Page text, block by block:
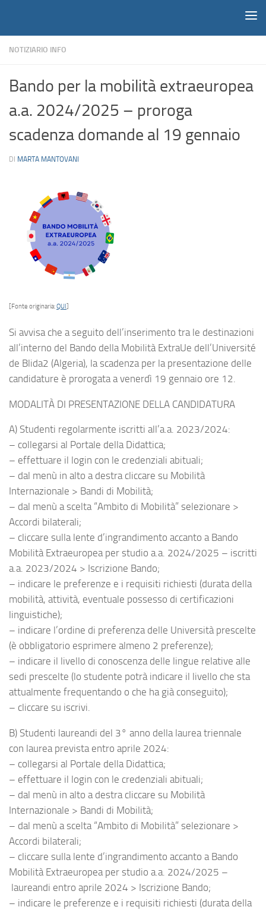
NOTIZIARIO INFO
Bando per la mobilità extraeuropea
a.a. 2024/2025 – proroga
scadenza domande al 19 gennaio
DI MARTA MANTOVANI
[Fonte originaria:QUI
Si avvisa che a seguito dell’inserimento tra le destinazioni
all’interno del Bando della Mobilità ExtraUe dell’Université
de Blida2 (Algeria), la scadenza per la presentazione delle
candidature è prorogata a venerdì 19 gennaio ore 12.
MODALITÀ DI PRESENTAZIONE DELLA CANDIDATURA
A) Studenti regolarmente iscritti all’a.a. 2023/2024:
– collegarsi al Portale della Didattica;
– effettuare il login con le credenziali abituali;
– dal menù in alto a destra cliccare su Mobilità
Internazionale > Bandi di Mobilità;
– dal menù a scelta “Ambito di Mobilità” selezionare >
Accordi bilaterali;
– cliccare sulla lente d’ingrandimento accanto a Bando
Mobilità Extraeuropea per studio a.a. 2024/2025 – iscritti
a.a. 2023/2024 > Iscrizione Bando;
– indicare le preferenze e i requisiti richiesti (durata della
mobilità, attività, eventuale possesso di certificazioni
linguistiche);
– indicare l’ordine di preferenza delle Università prescelte
(è obbligatorio esprimere almeno 2 preferenze);
– indicare il livello di conoscenza delle lingue relative alle
sedi prescelte (lo studente potrà indicare il livello che sta
attualmente frequentando o che ha già conseguito);
– cliccare su iscrivi.
B) Studenti laureandi del 3° anno della laurea triennale
con laurea prevista entro aprile 2024:
– collegarsi al Portale della Didattica;
– effettuare il login con le credenziali abituali;
– dal menù in alto a destra cliccare su Mobilità
Internazionale > Bandi di Mobilità;
– dal menù a scelta “Ambito di Mobilità” selezionare >
Accordi bilaterali;
– cliccare sulla lente d’ingrandimento accanto a Bando
Mobilità Extraeuropea per studio a.a. 2024/2025 –
laureandi entro aprile 2024 > Iscrizione Bando;
– indicare le preferenze e i requisiti richiesti (durata della